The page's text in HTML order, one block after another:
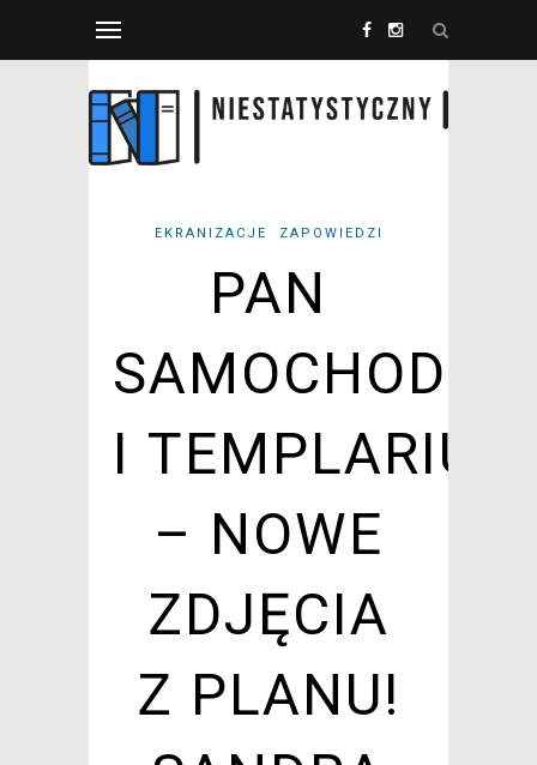
EKRANIZACJE ZAPOWIEDZI
PAN
I
– NOWE
ZDJĘCIA
Z PLANU!